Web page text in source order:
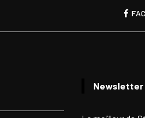
Newsletter